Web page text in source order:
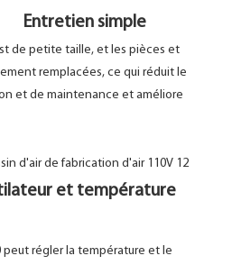
Entretien simple
de petite taille, et les pièces et
remplacées, ce qui réduit le
de maintenance et améliore
température
peut régler la température et le